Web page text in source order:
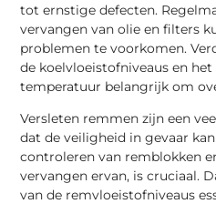
tot ernstige defecten.
vervangen van olie en filters
problemen te voorkomen.
de koelvloeistofniveaus en
temperatuur belangrijk om
Versleten remmen zijn een
dat de veiligheid in gevaar
controleren van remblokken
vervangen ervan, is cruciaal.
van de remvloeistofniveaus